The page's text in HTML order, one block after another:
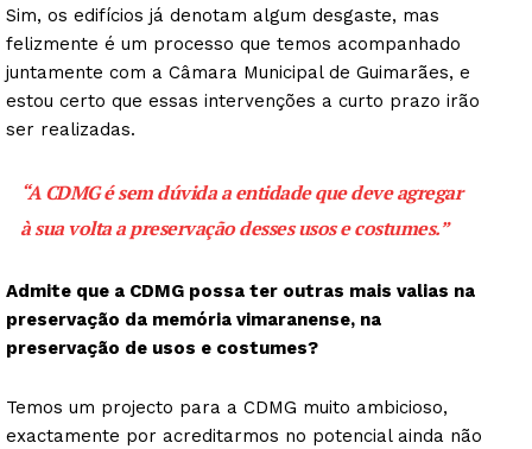
Sim, os edifícios já denotam algum desgaste, mas
felizmente é um processo que temos acompanhado
juntamente com a Câmara Municipal de Guimarães, e
estou certo que essas intervenções a curto prazo irão
ser realizadas.
“A CDMG é sem dúvida a entidade que deve agregar
à sua volta a preservação desses usos e costumes.”
Admite que a CDMG possa ter outras mais valias na
preservação da memória vimaranense, na
preservação de usos e costumes?
Temos um projecto para a CDMG muito ambicioso,
exactamente por acreditarmos no potencial ainda não